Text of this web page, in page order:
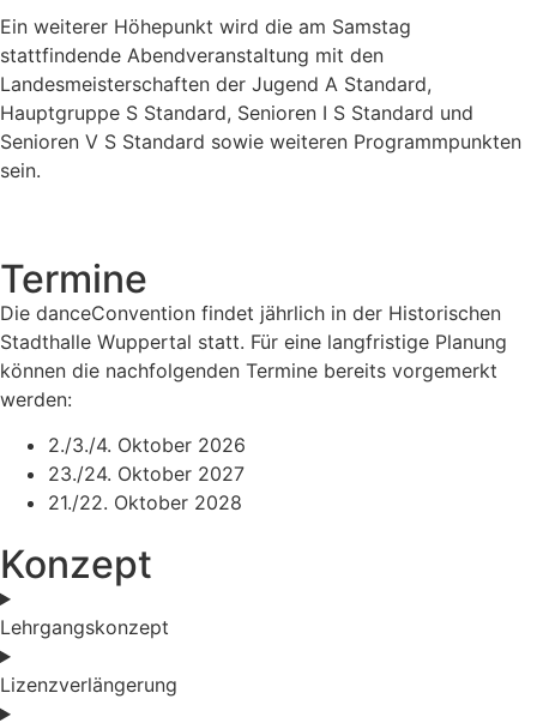
Ein weiterer Höhepunkt wird die am Samstag
stattfindende Abendveranstaltung mit den
Landesmeisterschaften der Jugend A Standard,
Hauptgruppe S Standard, Senioren I S Standard und
Senioren V S Standard sowie weiteren Programmpunkten
sein.
Termine
Die danceConvention findet jährlich in der Historischen
Stadthalle Wuppertal statt. Für eine langfristige Planung
können die nachfolgenden Termine bereits vorgemerkt
werden:
2./3./4. Oktober 2026
23./24. Oktober 2027
21./22. Oktober 2028
Konzept
Lehrgangskonzept
Lizenzverlängerung